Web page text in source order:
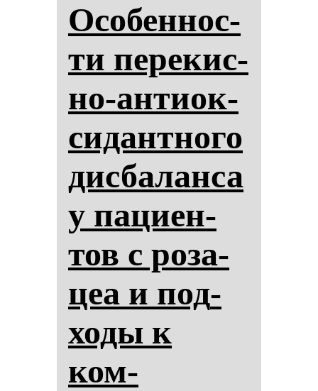
Осо­бен­нос­
ти пе­ре­кис­
но-ан­ти­ок­
си­дан­тно­го
дис­ба­лан­са
у па­ци­ен­
тов с ро­за­
цеа и под­
хо­ды к
ком­